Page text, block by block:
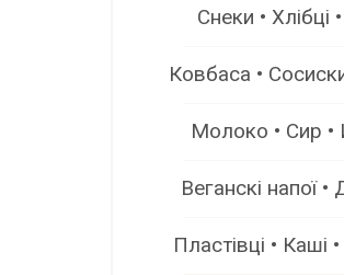
Снеки • Хлібці
Ковбаса •
Молоко • Сир •
Веганскі напої •
Пластівці • Каші